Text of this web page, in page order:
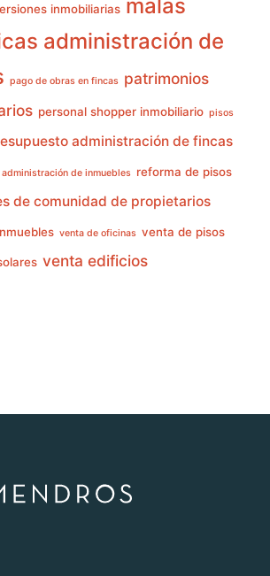
inmobiliarias malas
administración de
pago de obras en fincas patrimonios
personal shopper inmobiliario pisos
administración de fincas
de inmuebles reforma de pisos
de comunidad de propietarios
venta de oficinas venta de pisos
venta edificios